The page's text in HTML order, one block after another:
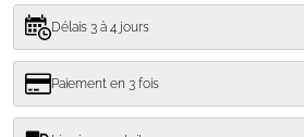
Délais 3 à 4 jours
Paiement en 3 fois